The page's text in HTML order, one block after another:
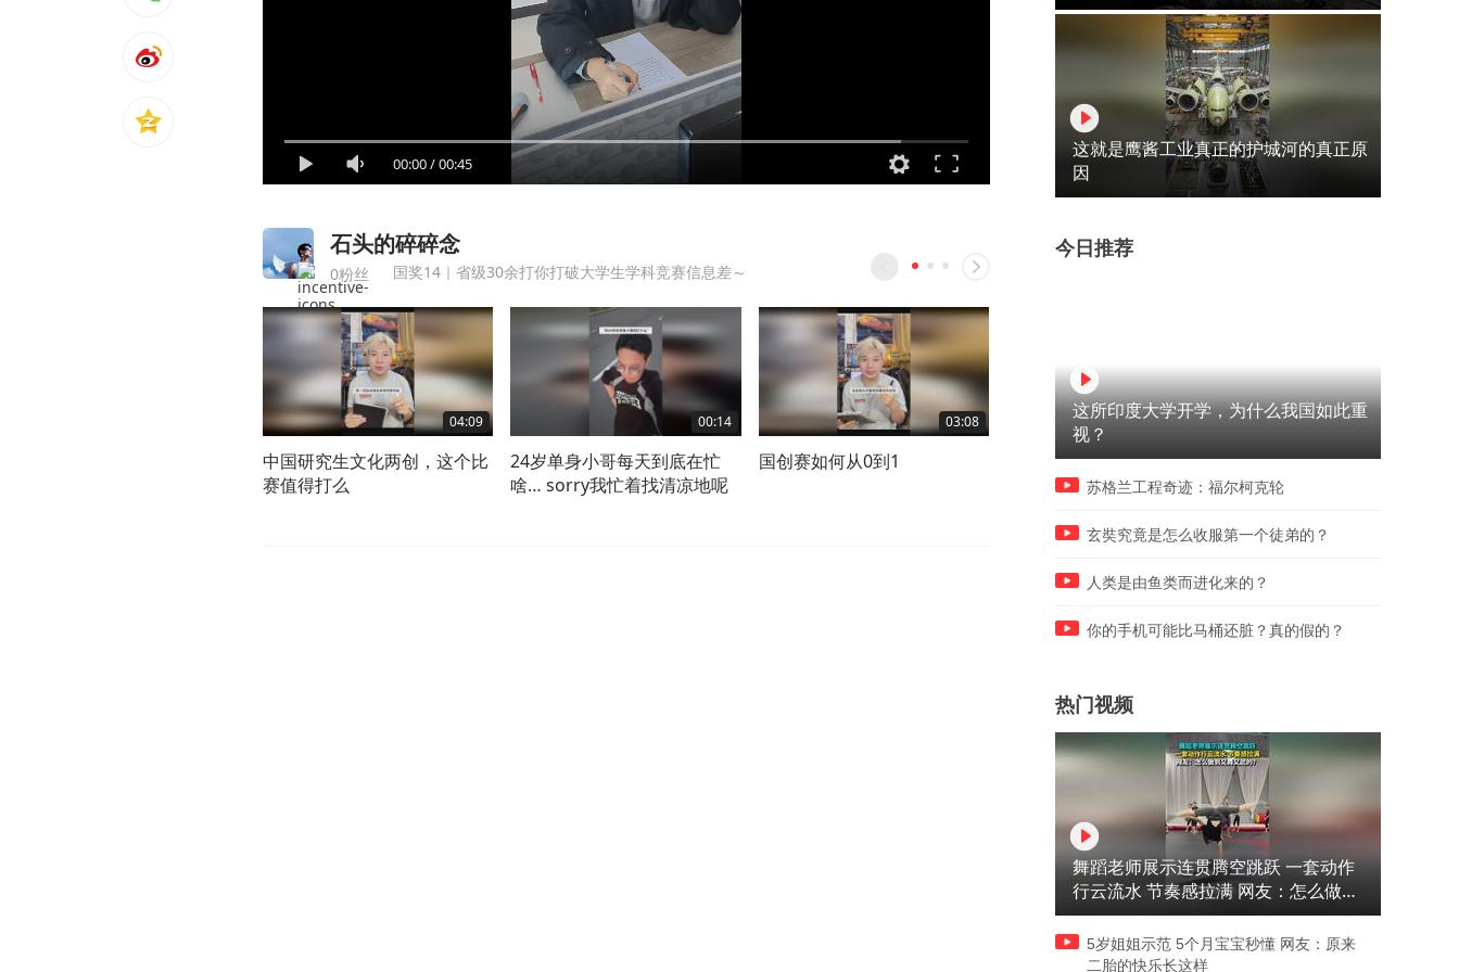
00:00/00:45
石头的碎碎念
0粉丝 国奖14｜省级30余打你打破大学生学科竞赛信息差～
04:09
中国研究生文化两创，这个比
赛值得打么
00:14
24岁单身小哥每天到底在忙
啥… sorry我忙着找清凉地呢
03:08
国创赛如何从0到1
02:42
中国青年创青春大赛值得参加
返家乡必看，如果利用豆包
脑版制作属于自己的个人网
这就是鹰酱工业真正的护城河的真正原
因
今日推荐
这所印度大学开学，为什么我国如此重
视？
苏格兰工程奇迹：福尔柯克轮
玄奘究竟是怎么收服第一个徒弟的？
人类是由鱼类而进化来的？
你的手机可能比马桶还脏？真的假的？
热门视频
舞蹈老师展示连贯腾空跳跃 一套动作
行云流水 节奏感拉满 网友：怎么做到
又舞又武的？
5岁姐姐示范 5个月宝宝秒懂 网友：原来
二胎的快乐长这样